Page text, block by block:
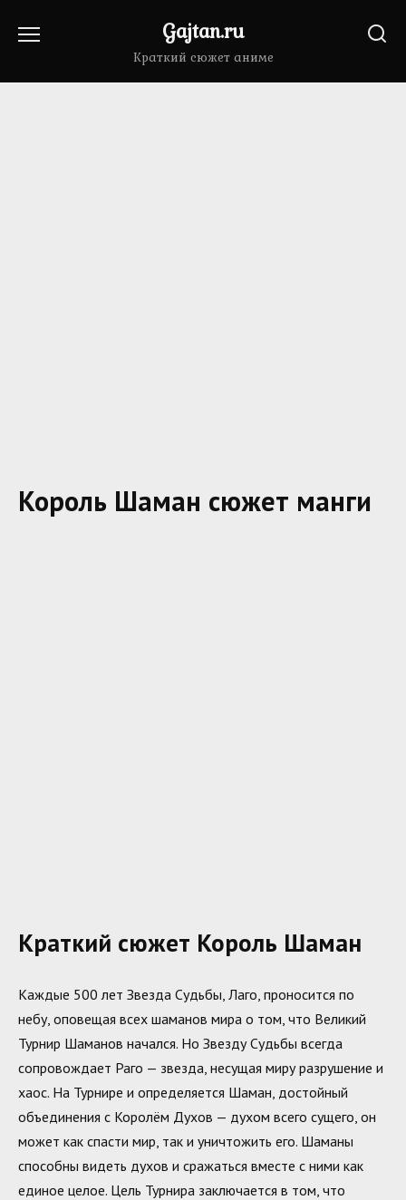
Gajtan.ru
Краткий сюжет аниме
Король Шаман сюжет манги
Краткий сюжет Король Шаман
Каждые 500 лет Звезда Судьбы, Лаго, проносится по
небу, оповещая всех шаманов мира о том, что Великий
Турнир Шаманов начался. Но Звезду Судьбы всегда
сопровождает Раго — звезда, несущая миру разрушение и
хаос. На Турнире и определяется Шаман, достойный
объединения с Королём Духов — духом всего сущего, он
может как спасти мир, так и уничтожить его. Шаманы
способны видеть духов и сражаться вместе с ними как
единое целое. Цель Турнира заключается в том, что